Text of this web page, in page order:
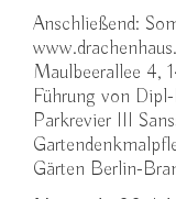
Anschließend:
Maulbeerallee 4,
Führung von
Parkrevier III
Gärten Berlin-